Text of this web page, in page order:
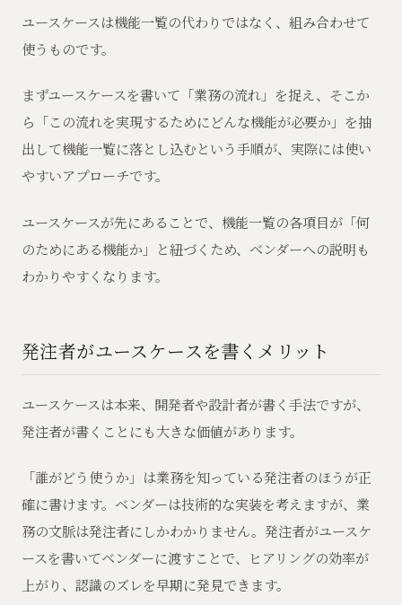
ユースケースは機能一覧の代わりではなく、組み合わせて
使うものです。
まずユースケースを書いて「業務の流れ」を捉え、そこか
ら「この流れを実現するためにどんな機能が必要か」を抽
出して機能一覧に落とし込むという手順が、実際には使い
やすいアプローチです。
ユースケースが先にあることで、機能一覧の各項目が「何
のためにある機能か」と紐づくため、ベンダーへの説明も
わかりやすくなります。
発注者がユースケースを書くメリット
ユースケースは本来、開発者や設計者が書く手法ですが、
発注者が書くことにも大きな価値があります。
「誰がどう使うか」は業務を知っている発注者のほうが正
確に書けます。ベンダーは技術的な実装を考えますが、業
務の文脈は発注者にしかわかりません。発注者がユースケ
ースを書いてベンダーに渡すことで、ヒアリングの効率が
上がり、認識のズレを早期に発見できます。